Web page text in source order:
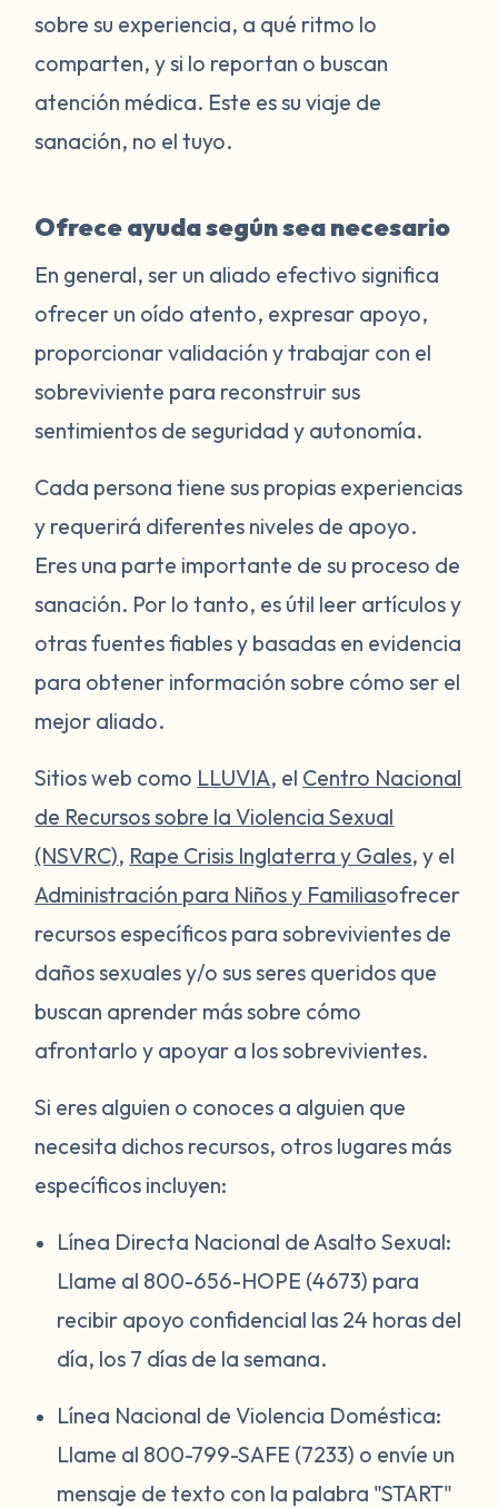
sobre su experiencia, a qué ritmo lo
comparten, y si lo reportan o buscan
atención médica. Este es su viaje de
sanación, no el tuyo.
Ofrece ayuda según sea necesario
En general, ser un aliado efectivo significa
ofrecer un oído atento, expresar apoyo,
proporcionar validación y trabajar con el
sobreviviente para reconstruir sus
sentimientos de seguridad y autonomía.
Cada persona tiene sus propias experiencias
y requerirá diferentes niveles de apoyo.
Eres una parte importante de su proceso de
sanación. Por lo tanto, es útil leer artículos y
otras fuentes fiables y basadas en evidencia
para obtener información sobre cómo ser el
mejor aliado.
Sitios web como LLUVIA, el Centro Nacional
de Recursos sobre la Violencia Sexual
(NSVRC), Rape Crisis Inglaterra y Gales, y el
Administración para Niños y Familiasofrecer
recursos específicos para sobrevivientes de
daños sexuales y/o sus seres queridos que
buscan aprender más sobre cómo
afrontarlo y apoyar a los sobrevivientes.
Si eres alguien o conoces a alguien que
necesita dichos recursos, otros lugares más
específicos incluyen:
Línea Directa Nacional de Asalto Sexual:
Llame al 800-656-HOPE (4673) para
recibir apoyo confidencial las 24 horas del
día, los 7 días de la semana.
Línea Nacional de Violencia Doméstica:
Llame al 800-799-SAFE (7233) o envíe un
mensaje de texto con la palabra "START"